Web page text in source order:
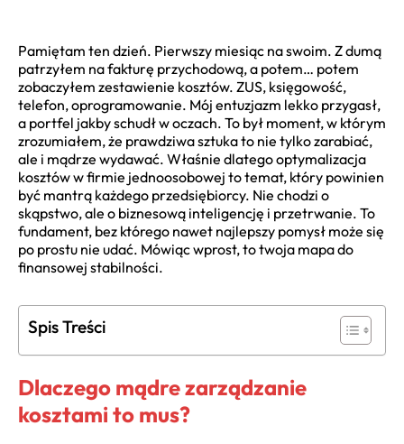
Pamiętam ten dzień. Pierwszy miesiąc na swoim. Z dumą
patrzyłem na fakturę przychodową, a potem… potem
zobaczyłem zestawienie kosztów. ZUS, księgowość,
telefon, oprogramowanie. Mój entuzjazm lekko przygasł,
a portfel jakby schudł w oczach. To był moment, w którym
zrozumiałem, że prawdziwa sztuka to nie tylko zarabiać,
ale i mądrze wydawać. Właśnie dlatego optymalizacja
kosztów w firmie jednoosobowej to temat, który powinien
być mantrą każdego przedsiębiorcy. Nie chodzi o
skąpstwo, ale o biznesową inteligencję i przetrwanie. To
fundament, bez którego nawet najlepszy pomysł może się
po prostu nie udać. Mówiąc wprost, to twoja mapa do
finansowej stabilności.
Spis Treści
Dlaczego mądre zarządzanie
kosztami to mus?